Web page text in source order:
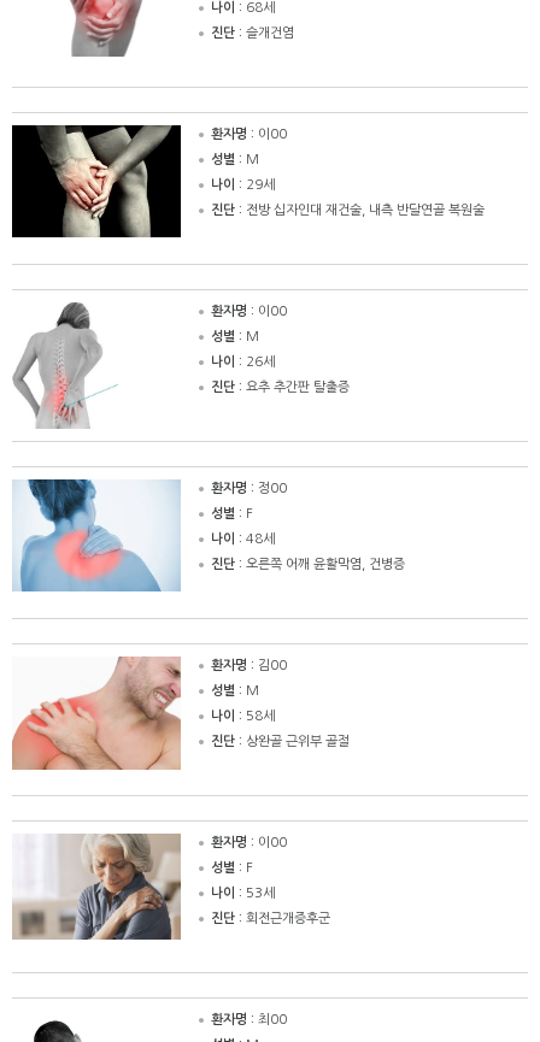
나이 : 68세
진단 : 슬개건염
환자명 : 이00
성별 : M
나이 : 29세
진단 : 전방 십자인대 재건술, 내측 반달연골 복원술
환자명 : 이00
성별 : M
나이 : 26세
진단 : 요추 추간판 탈출증
환자명 : 정00
성별 : F
나이 : 48세
진단 : 오른쪽 어깨 윤활막염, 건병증
환자명 : 김00
성별 : M
나이 : 58세
진단 : 상완골 근위부 골절
환자명 : 이00
성별 : F
나이 : 53세
진단 : 회전근개증후군
환자명 : 최00